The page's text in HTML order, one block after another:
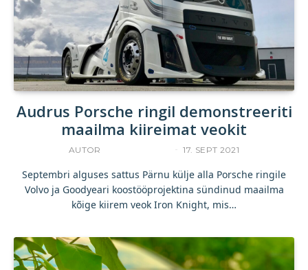
Audrus Porsche ringil demonstreeriti
maailma kiireimat veokit
AUTOR 17. SEPT 2021
Septembri alguses sattus Pärnu külje alla Porsche ringile
Volvo ja Goodyeari koostööprojektina sündinud maailma
kõige kiirem veok Iron Knight, mis…